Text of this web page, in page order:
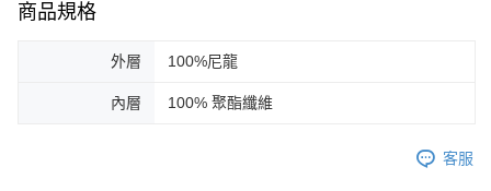
商品規格
外層 100%尼龍
內層 100% 聚酯纖維
客服